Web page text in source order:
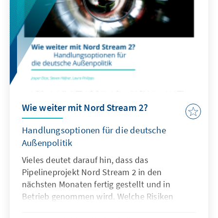
stellt die einzelnen Vorschläge vor, stellt sie in
einen Gesamtzusammenhang und unterzieht
sie einer kritischen Betrachtung. Die Mühlen
in Brüssel mahlen langsam. Es bleibt
abzuwarten, was nach politischem Ringen in
den nächsten Monaten und wohl Jahren zur
Realität wird. Es ist davon auszugehen, dass
Leyen die Stärkung der Rechtsstaatlichkeit in
der EU weiterhin weit oben auf der Agenda
sein wird.
Wie weiter mit Nord Stream 2?
Handlungsoptionen für die deutsche
Außenpolitik
Vieles deutet darauf hin, dass das
Pipelineprojekt Nord Stream 2 in den
nächsten Monaten fertig gestellt und in
Betrieb genommen wird. Welche Risiken